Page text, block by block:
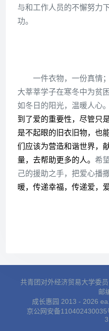
与和工作人员的不懈努力
功。
一件衣物，一份真情
大莘莘学子在寒冬中为贫
如冬日的阳光，温暖人心。
到了爱的重要性，尽管只
是不起眼的旧衣旧物，也
们应该为营造和谐世界，
量，去帮助更多的人。 希
己的援助之手，把爱心播
暖，传递幸福，传递爱，
共青团对外经济贸易大学委
邮
成长惠园 2013 - 2026
京公网安备110402430035